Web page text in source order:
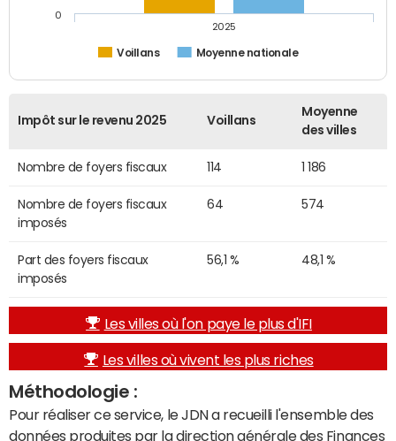
Voillans Moyenne nationale
2025
0
Impôt sur le revenu 2025 Voillans
Moyenne
des villes
Nombre de foyers fiscaux 114 1 186
Nombre de foyers fiscaux
imposés
64 574
Part des foyers fiscaux
imposés
56,1 % 48,1 %
Les villes où l'on paye le plus d'IFI
Les villes où vivent les plus riches
Méthodologie :
Pour réaliser ce service, le JDN a recueilli l'ensemble des
données produites par la direction générale des Finances